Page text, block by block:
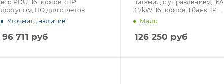
eco PDU, 16 портов, с IP
доступом, ПО для отчетов
Уточнить наличие
96 711 руб
питания, с управлением, 16A,
3.7kW, 16 портов, 1 банк, IP
доступ
Мало
126 250 руб